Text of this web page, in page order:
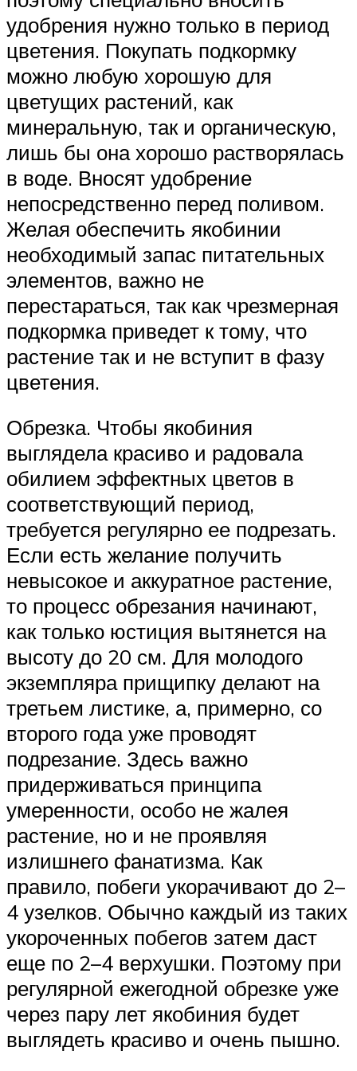
удобрения нужно только в период
цветения. Покупать подкормку
можно любую хорошую для
цветущих растений, как
минеральную, так и органическую,
лишь бы она хорошо растворялась
в воде. Вносят удобрение
непосредственно перед поливом.
Желая обеспечить якобинии
необходимый запас питательных
элементов, важно не
перестараться, так как чрезмерная
подкормка приведет к тому, что
растение так и не вступит в фазу
цветения.
Обрезка. Чтобы якобиния
выглядела красиво и радовала
обилием эффектных цветов в
соответствующий период,
требуется регулярно ее подрезать.
Если есть желание получить
невысокое и аккуратное растение,
то процесс обрезания начинают,
как только юстиция вытянется на
высоту до 20 см. Для молодого
экземпляра прищипку делают на
третьем листике, а, примерно, со
второго года уже проводят
подрезание. Здесь важно
придерживаться принципа
умеренности, особо не жалея
растение, но и не проявляя
излишнего фанатизма. Как
правило, побеги укорачивают до 2–
4 узелков. Обычно каждый из таких
укороченных побегов затем даст
еще по 2–4 верхушки. Поэтому при
регулярной ежегодной обрезке уже
через пару лет якобиния будет
выглядеть красиво и очень пышно.